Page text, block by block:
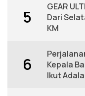
5
GEAR
Dari
KM
6
Kepala
Ikut